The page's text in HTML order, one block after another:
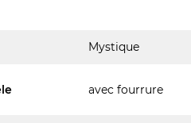
Mystique
avec fourrure